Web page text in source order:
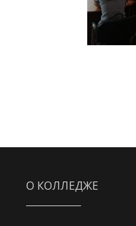
О КОЛЛЕДЖЕ